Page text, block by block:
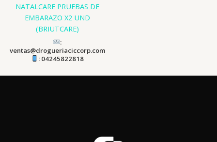
NATALCARE PRUEBAS DE
EMBARAZO X2 UND
(BRIUTCARE)
:
ventas@drogueriaciccorp.com
: 04245822818